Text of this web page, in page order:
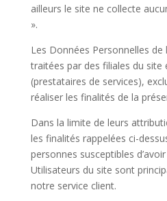
ailleurs le site ne collecte
».
Les Données Personnelles de
traitées par des filiales du
(prestataires de services),
réaliser les finalités de la
Dans la limite de leurs
les finalités rappelées ci-
personnes susceptibles
Utilisateurs du site sont
notre service client.